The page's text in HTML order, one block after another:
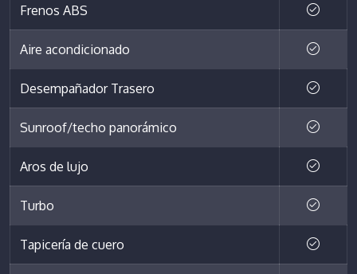
Frenos ABS
Aire acondicionado
Desempañador Trasero
Sunroof/techo panorámico
Aros de lujo
Turbo
Tapicería de cuero